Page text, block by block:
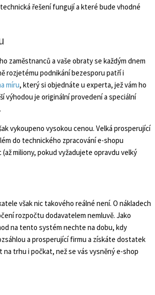
řešení fungují a které bude vhodné
zaměstnanců a vaše obraty se každým dnem
rozjetému podnikání bezesporu patří i
míru, který si objednáte u experta, jež vám ho
výhodou je originální provedení a speciální
vykoupeno vysokou cenou. Velká prosperující
do technického zpracování e-shopu
miliony, pokud vyžadujete opravdu velký
však nic takového reálné není. O nákladech
rozpočtu dodavatelem nemluvě. Jako
na tento systém nechte na dobu, kdy
a prosperující firmu a získáte dostatek
trhu i počkat, než se vás vysněný e-shop